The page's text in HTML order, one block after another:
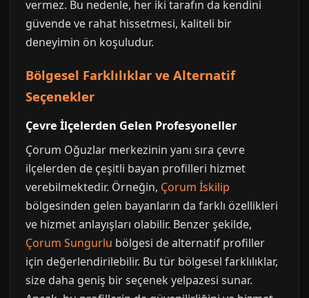
vermez. Bu nedenle, her iki tarafın da kendini
güvende ve rahat hissetmesi, kaliteli bir
deneyimin ön koşuludur.
Bölgesel Farklılıklar ve Alternatif
Seçenekler
Çevre İlçelerden Gelen Profesyoneller
Çorum Oğuzlar merkezinin yanı sıra çevre
ilçelerden de çeşitli bayan profilleri hizmet
verebilmektedir. Örneğin, Çorum İskilip
bölgesinden gelen bayanların da farklı özellikleri
ve hizmet anlayışları olabilir. Benzer şekilde,
Çorum Sungurlu bölgesi de alternatif profiller
için değerlendirilebilir. Bu tür bölgesel farklılıklar,
size daha geniş bir seçenek yelpazesi sunar.